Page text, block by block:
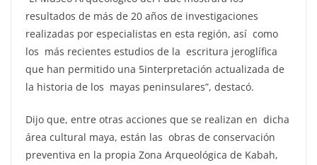
resultados de más de 20 años de investigaciones
realizadas por especialistas en esta región, así como
los más recientes estudios de la escritura jeroglífica
que han permitido una 5interpretación actualizada de
la historia de los mayas peninsulares”, destacó.
Dijo que, entre otras acciones que se realizan en dicha
área cultural maya, están las obras de conservación
preventiva en la propia Zona Arqueológica de Kabah,